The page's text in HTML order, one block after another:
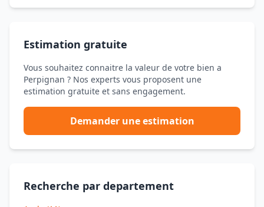
Estimation gratuite
Vous souhaitez connaitre la valeur de votre bien a
Perpignan ? Nos experts vous proposent une
estimation gratuite et sans engagement.
Demander une estimation
Recherche par departement